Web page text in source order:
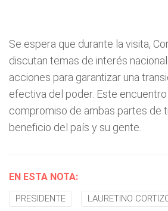
Se espera que durante la visita,
discutan temas de interés
acciones para garantizar una
efectiva del poder. Este encuentro
compromiso de ambas partes de
beneficio del país y su gente.
EN ESTA NOTA:
PRESIDENTE LAURETINO